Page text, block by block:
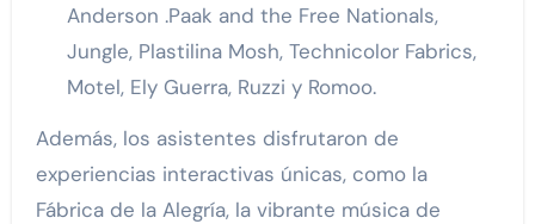
Anderson .Paak and the Free Nationals,
Jungle, Plastilina Mosh, Technicolor Fabrics,
Motel, Ely Guerra, Ruzzi y Romoo.
Además, los asistentes disfrutaron de
experiencias interactivas únicas, como la
Fábrica de la Alegría, la vibrante música de